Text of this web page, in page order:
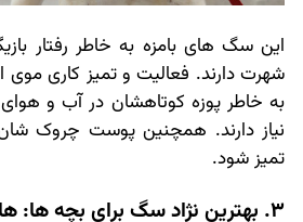
این سگ های بامزه به خاطر رفتار
شهرت دارند. فعالیت و تمیز کاری
به خاطر پوزه کوتاهشان در آب و هوای
نیاز دارند. همچنین پوست چروک شان
تمیز شود.
3. بهترین نژاد سگ برای بچه ها: هاوانس